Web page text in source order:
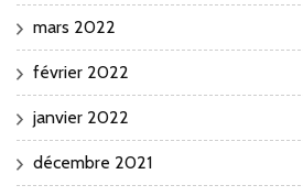
mars 2022
février 2022
janvier 2022
décembre 2021